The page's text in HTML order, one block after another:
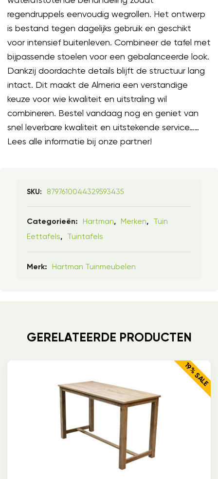
regendruppels eenvoudig wegrollen. Het ontwerp
is bestand tegen dagelijks gebruik en geschikt
voor intensief buitenleven. Combineer de tafel met
bijpassende stoelen voor een gebalanceerde look.
Dankzij doordachte details blijft de structuur lang
intact. Dit maakt de Almeria een verstandige
keuze voor wie kwaliteit en uitstraling wil
combineren. Bestel vandaag nog en geniet van
snel leverbare kwaliteit en uitstekende service……
Lees alle informatie bij onze partner!
SKU: 8797610044329593435
Categorieën: Hartman, Merken,
Tuin
Eettafels, Tuintafels
Merk: Hartman Tuinmeubelen
GERELATEERDE PRODUCTEN
19% SALE